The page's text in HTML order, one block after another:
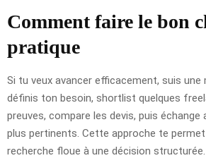
Comment faire le bon
pratique
Si tu veux avancer efficacement, suis une
définis ton besoin, shortlist quelques
preuves, compare les devis, puis échange
plus pertinents. Cette approche te permet
recherche floue à une décision structurée.